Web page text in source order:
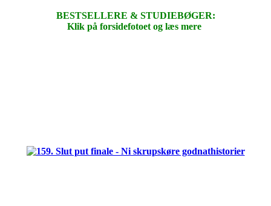
BESTSELLERE & STUDIEBØGER:
Klik på forsidefotoet og læs mere